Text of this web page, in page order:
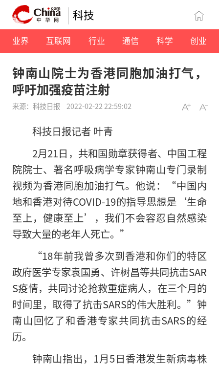
科技
业界 互联网 行业 通信 科学 创业
钟南山院士为香港同胞加油打气，
呼吁加强疫苗注射
来源：科技日报 2022-02-22 22:59:02
科技日报记者 叶青
2月21日，共和国勋章获得者、中国工程
院院士、著名呼吸病学专家钟南山专门录制
视频为香港同胞加油打气。他说：“中国内
地和香港对待COVID-19的指导思想是‘生命
至上，健康至上’，我们不会容忍自然感染
导致大量的老年人死亡。”
“18年前我曾多次到香港和你们的特区
政府医学专家袁国勇、许树昌等共同抗击SAR
S疫情，共同讨论抢救重症病人，在三个月的
时间里，取得了抗击SARS的伟大胜利。”钟
南山回忆了和香港专家共同抗击SARS的经
历。
钟南山指出，1月5日香港发生新病毒株